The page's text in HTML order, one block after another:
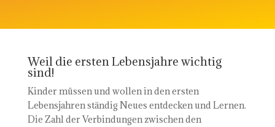
Weil die ersten Lebensjahre wichtig
sind!
Kinder müssen und wollen in den ersten
Lebensjahren ständig Neues entdecken und Lernen.
Die Zahl der Verbindungen zwischen den